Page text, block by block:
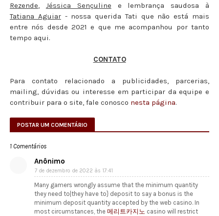
Rezende, Jéssica Sençuline e lembrança saudosa à
Tatiana Aguiar- nossa querida Tati que não está mais
entre nós desde 2021 e que me acompanhou por tanto
tempo aqui.
CONTATO
Para contato relacionado a publicidades, parcerias,
mailing, dúvidas ou interesse em participar da equipe e
contribuir para o site, fale conosco nesta página.
POSTAR UM COMENTÁRIO
1 Comentários
Anônimo
7 de dezembro de 2022 às 17:41
Many gamers wrongly assume that the minimum quantity
they need to|they have to} deposit to say a bonus is the
minimum deposit quantity accepted by the web casino. In
most circumstances, the 메리트카지노 casino will restrict